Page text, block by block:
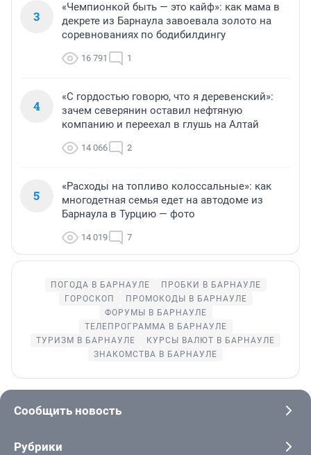
3
«Чемпионкой быть — это кайф»: как мама в
декрете из Барнаула завоевала золото на
соревнованиях по бодибилдингу
16 791 1
4
«С гордостью говорю, что я деревенский»:
зачем северянин оставил нефтяную
компанию и переехал в глушь на Алтай
14 066 2
5
«Расходы на топливо колоссальные»: как
многодетная семья едет на автодоме из
Барнаула в Турцию — фото
14 019 7
ПОГОДА В БАРНАУЛЕ
ПРОБКИ В БАРНАУЛЕ
ГОРОСКОП
ПРОМОКОДЫ В БАРНАУЛЕ
ФОРУМЫ В БАРНАУЛЕ
ТЕЛЕПРОГРАММА В БАРНАУЛЕ
ТУРИЗМ В БАРНАУЛЕ
КУРСЫ ВАЛЮТ В БАРНАУЛЕ
ЗНАКОМСТВА В БАРНАУЛЕ
Сообщить новость
Рубрики